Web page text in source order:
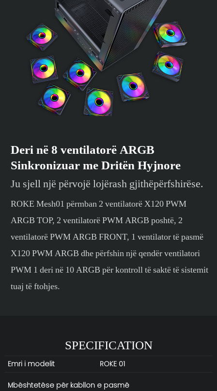
Deri në 8 ventilatorë ARGB
Sinkronizuar me Dritën Hyjnore
Ju sjell një përvojë lojërash gjithëpërfshirëse.
ROKE Mesh01 përmban 2 ventilatorë X120 PWM
ARGB TOP, 2 ventilatorë PWM ARGB poshtë, 2
ventilatorë PWM ARGB FRONT, 1 ventilator të pasmë
X120 PWM ARGB dhe përfshin një qendër ventilatori
PWM 1 deri në 10 ARGB për kontroll të saktë të sistemit
tuaj të ftohjes.
SPECIFICATION
Emri i modelit ROKE 01
Mbështetëse për kabllon e pasmë